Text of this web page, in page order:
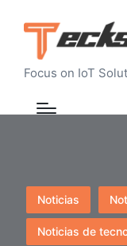
Focus on IoT
Publicado
en
Noticias
Noticias de